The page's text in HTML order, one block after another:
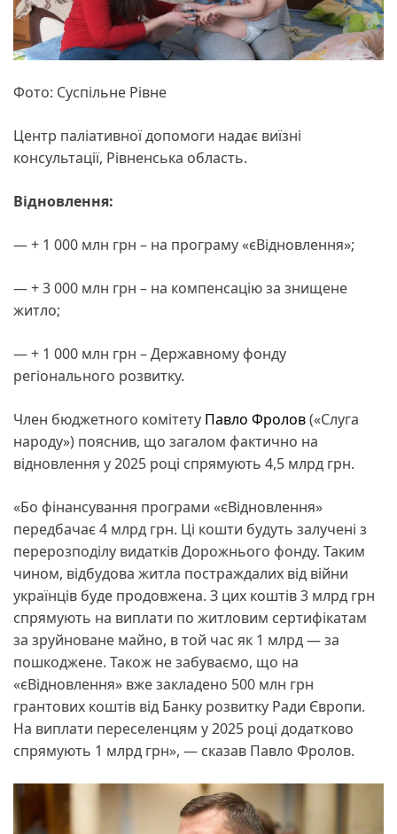
Фото: Суспільне Рівне
Центр паліативної допомоги надає виїзні
консультації, Рівненська область.
Відновлення:
— + 1 000 млн грн – на програму «єВідновлення»;
— + 3 000 млн грн – на компенсацію за знищене
житло;
— + 1 000 млн грн – Державному фонду
регіонального розвитку.
Член бюджетного комітету Павло Фролов(«Слуга
народу») пояснив, що загалом фактично на
відновлення у 2025 році спрямують 4,5 млрд грн.
«Бо фінансування програми «єВідновлення»
передбачає 4 млрд грн. Ці кошти будуть залучені з
перерозподілу видатків Дорожнього фонду. Таким
чином, відбудова житла постраждалих від війни
українців буде продовжена. З цих коштів 3 млрд грн
спрямують на виплати по житловим сертифікатам
за зруйноване майно, в той час як 1 млрд — за
пошкоджене. Також не забуваємо, що на
«єВідновлення» вже закладено 500 млн грн
грантових коштів від Банку розвитку Ради Європи.
На виплати переселенцям у 2025 році додатково
спрямують 1 млрд грн», — сказав Павло Фролов.